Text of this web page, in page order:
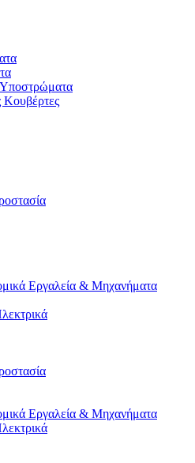
Κουβέρτες
Εργαλεία & Μηχανήματα
Εργαλεία & Μηχανήματα